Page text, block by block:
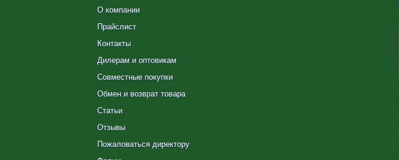
О компании
Прайслист
Контакты
Дилерам и оптовикам
Совместные покупки
Обмен и возврат товара
Статьи
Отзывы
Пожаловаться директору